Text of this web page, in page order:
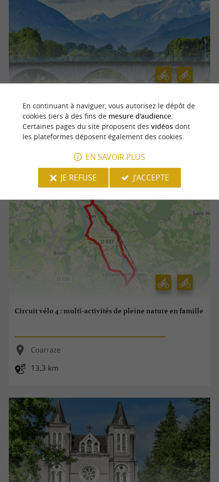
La voie verte de Nay à Baliros
Nay
Circuit vélo 4 : multi-activités de pleine nature en famille
Coarraze
13,3 km
En continuant à naviguer, vous autorisez le dépôt de
cookies tiers à des fins de mesure d'audience.
Certaines pages du site proposent des vidéosdont
les plateformes déposent également des cookies.
EN SAVOIR PLUS
JE REFUSE
J'ACCEPTE